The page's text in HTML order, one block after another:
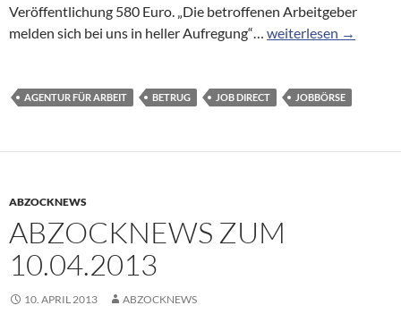
Veröffentlichung 580 Euro. „Die betroffenen Arbeitgeber
melden sich bei uns in heller Aufregung“… Bundesagentur
weiterlesen →
AGENTUR FÜR ARBEIT BETRUG JOB DIRECT JOBBÖRSE
ABZOCKNEWS
ABZOCKNEWS ZUM
10.04.2013
10. APRIL 2013 ABZOCKNEWS